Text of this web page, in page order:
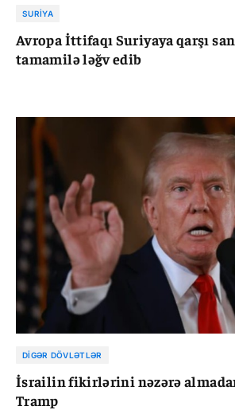
SURIYA
Avropa İttifaqı Suriyaya qarşı
tamamilə ləğv edib
DIGƏR DÖVLƏTLƏR
İsrailin fikirlərini nəzərə
Tramp